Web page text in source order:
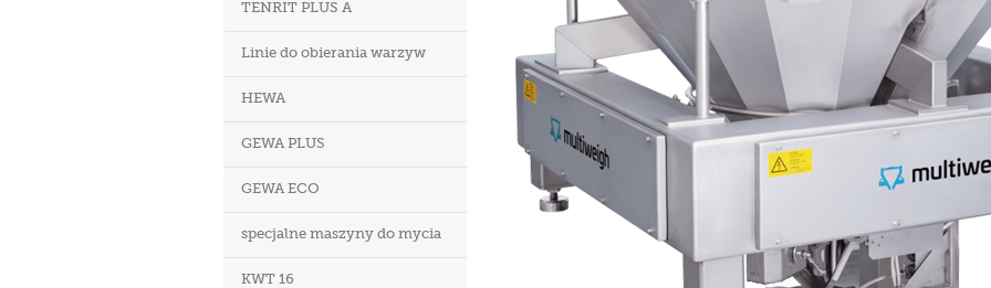
TENRIT PLUS A
Linie do obierania warzyw
HEWA
GEWA PLUS
GEWA ECO
specjalne maszyny do mycia
KWT 16